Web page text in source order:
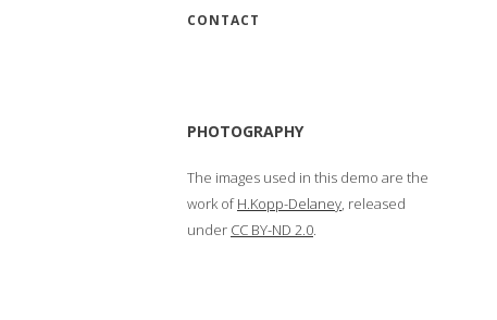
CONTACT
PHOTOGRAPHY
The images used in this demo are the
work ofH.Kopp-Delaney, released
under CC BY-ND 2.0.